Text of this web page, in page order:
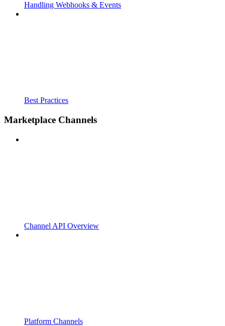
Handling Webhooks & Events
Best Practices
Marketplace Channels
Channel API Overview
Platform Channels